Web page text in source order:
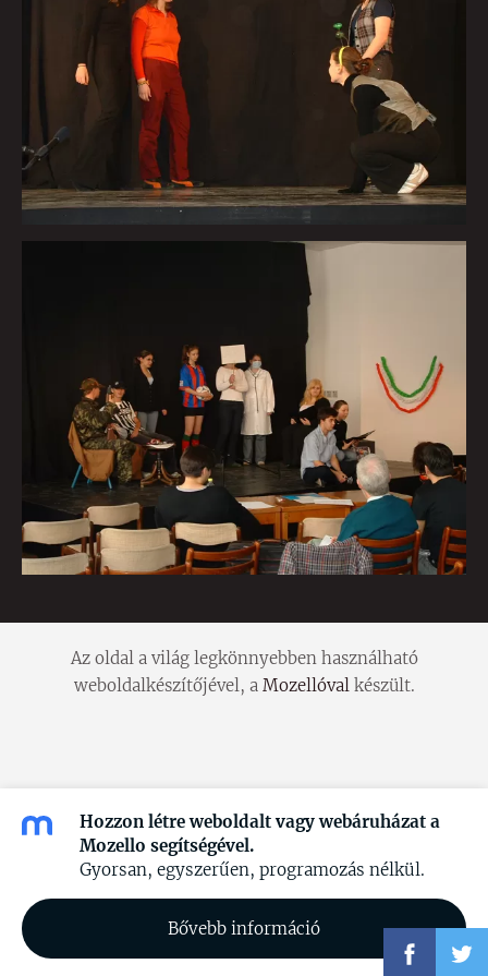
Az oldal a világ legkönnyebben használható
weboldalkészítőjével, a Mozellóvalkészült.
Hozzon létre weboldalt vagy webáruházat a
Mozello segítségével.
Gyorsan, egyszerűen, programozás nélkül.
Bővebb információ